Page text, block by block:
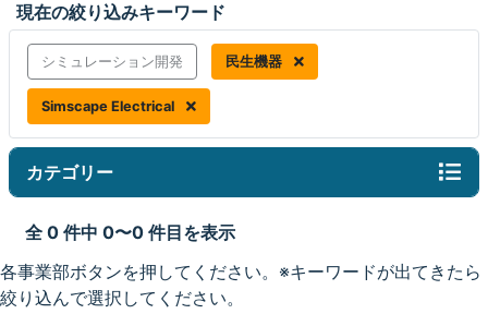
現在の絞り込みキーワード
シミュレーション開発 民生機器
Simscape Electrical
カテゴリー
全 0 件中 0〜0 件目を表示
各事業部ボタンを押してください。※キーワードが出てきたら
絞り込んで選択してください。